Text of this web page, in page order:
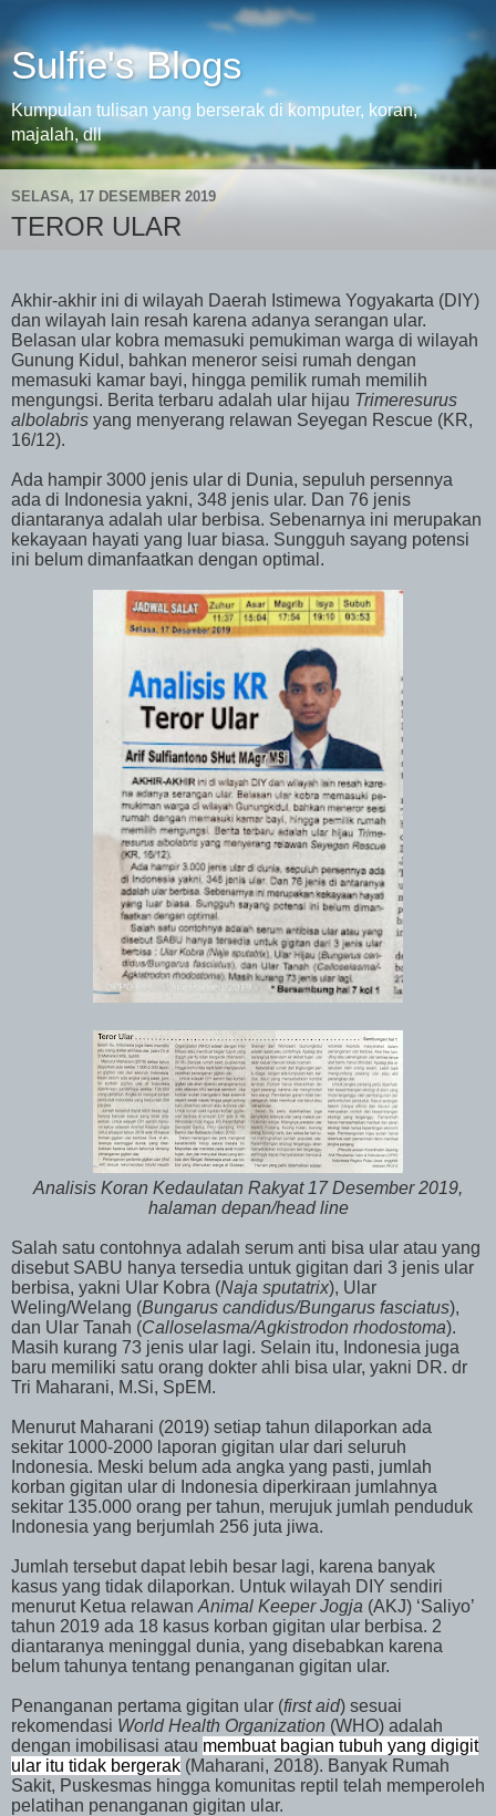
Sulfie's Blogs
Kumpulan tulisan yang berserak di komputer, koran,
majalah, dll
SELASA, 17 DESEMBER 2019
TEROR ULAR
Akhir-akhir ini di wilayah Daerah Istimewa Yogyakarta (DIY)
dan wilayah lain resah karena adanya serangan ular.
Belasan ular kobra memasuki pemukiman warga di wilayah
Gunung Kidul, bahkan meneror seisi rumah dengan
memasuki kamar bayi, hingga pemilik rumah memilih
mengungsi. Berita terbaru adalah ular hijau Trimeresurus
albolabris yang menyerang relawan Seyegan Rescue (KR,
16/12).
Ada hampir 3000 jenis ular di Dunia, sepuluh persennya
ada di Indonesia yakni, 348 jenis ular. Dan 76 jenis
diantaranya adalah ular berbisa. Sebenarnya ini merupakan
kekayaan hayati yang luar biasa. Sungguh sayang potensi
ini belum dimanfaatkan dengan optimal.
Analisis Koran Kedaulatan Rakyat 17 Desember 2019,
halaman depan/head line
Salah satu contohnya adalah serum anti bisa ular atau yang
disebut SABU hanya tersedia untuk gigitan dari 3 jenis ular
berbisa, yakni Ular Kobra (Naja sputatrix), Ular
Weling/Welang (Bungarus candidus/Bungarus fasciatus),
dan Ular Tanah (Calloselasma/Agkistrodon rhodostoma).
Masih kurang 73 jenis ular lagi. Selain itu, Indonesia juga
baru memiliki satu orang dokter ahli bisa ular, yakni DR. dr
Tri Maharani, M.Si, SpEM.
Menurut Maharani (2019) setiap tahun dilaporkan ada
sekitar 1000-2000 laporan gigitan ular dari seluruh
Indonesia. Meski belum ada angka yang pasti, jumlah
korban gigitan ular di Indonesia diperkiraan jumlahnya
sekitar 135.000 orang per tahun, merujuk jumlah penduduk
Indonesia yang berjumlah 256 juta jiwa.
Jumlah tersebut dapat lebih besar lagi, karena banyak
kasus yang tidak dilaporkan. Untuk wilayah DIY sendiri
menurut Ketua relawan Animal Keeper Jogja (AKJ) ‘Saliyo’
tahun 2019 ada 18 kasus korban gigitan ular berbisa. 2
diantaranya meninggal dunia, yang disebabkan karena
belum tahunya tentang penanganan gigitan ular.
Penanganan pertama gigitan ular (first aid) sesuai
rekomendasi World Health Organization (WHO) adalah
dengan imobilisasi atau membuat bagian tubuh yang digigit
ular itu tidak bergerak (Maharani, 2018). Banyak Rumah
Sakit, Puskesmas hingga komunitas reptil telah memperoleh
pelatihan penanganan gigitan ular.